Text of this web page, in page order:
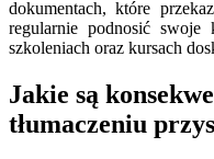
dokumentach, które
regularnie podnosić swoje
szkoleniach oraz kursach
Jakie są
tłumaczeniu